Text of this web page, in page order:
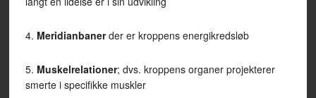
4. Meridianbanerder er kroppens energikredsløb
5. Muskelrelationer; dvs. kroppens organer projekterer
smerte i specifikke muskler